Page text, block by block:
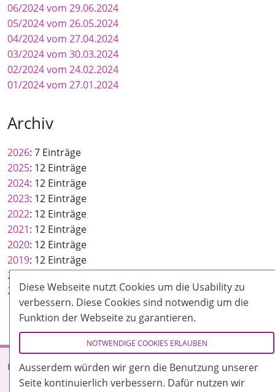
06/2024 vom 29.06.2024
05/2024 vom 26.05.2024
04/2024 vom 27.04.2024
03/2024 vom 30.03.2024
02/2024 vom 24.02.2024
01/2024 vom 27.01.2024
Archiv
2026: 7 Einträge
2025: 12 Einträge
2024: 12 Einträge
2023: 12 Einträge
2022: 12 Einträge
2021: 12 Einträge
2020: 12 Einträge
2019: 12 Einträge
2018
2017: 25 Einträge
Impressum + Datenschutz
Diese Webseite nutzt Cookies um die Usability zu
verbessern. Diese Cookies sind notwendig um die
Funktion der Webseite zu garantieren.
NOTWENDIGE COOKIES ERLAUBEN
Ausserdem würden wir gern die Benutzung unserer
Seite kontinuierlich verbessern. Dafür nutzen wir